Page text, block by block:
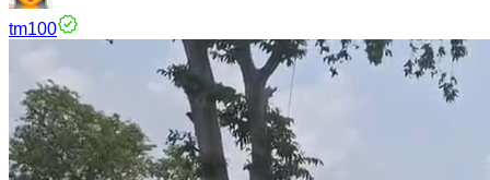
tm100